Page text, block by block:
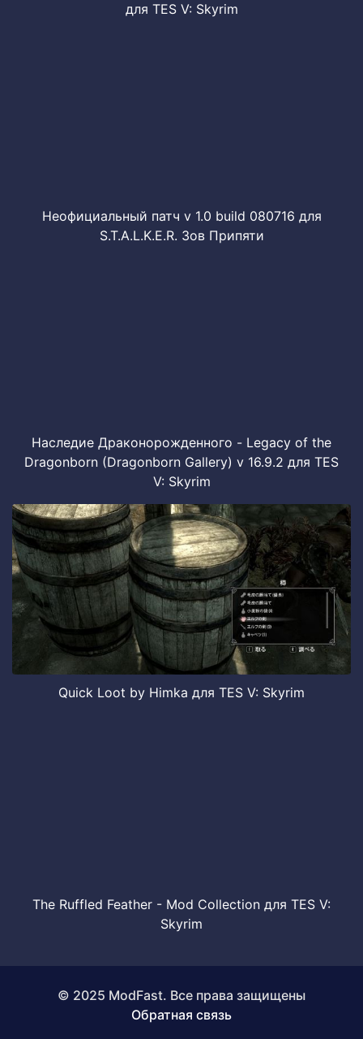
для TES V: Skyrim
Неофициальный патч v 1.0 build 080716 для
S.T.A.L.K.E.R. Зов Припяти
Наследие Драконорожденного - Legacy of the
Dragonborn (Dragonborn Gallery) v 16.9.2 для TES
V: Skyrim
Quick Loot by Himka для TES V: Skyrim
The Ruffled Feather - Mod Collection для TES V:
Skyrim
© 2025 ModFast. Все права защищены
Обратная связь